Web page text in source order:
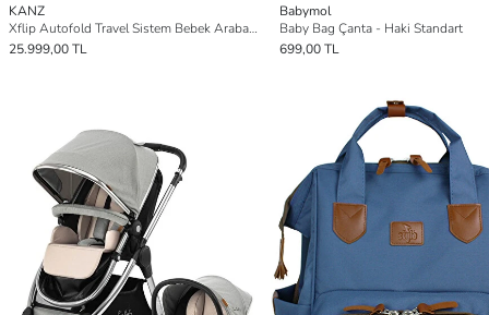
KANZ
Xflip Autofold Travel Sistem Bebek Arabası Deeply Black
25.999,00 TL
Babymol
Baby Bag Çanta - Haki Standart
699,00 TL